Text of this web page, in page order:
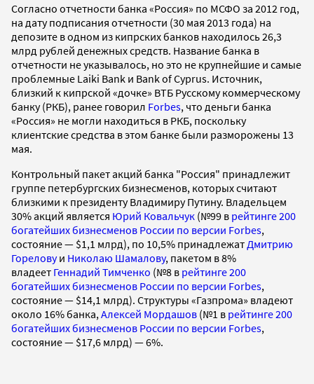
Согласно отчетности банка «Россия» по МСФО за 2012 год,
на дату подписания отчетности (30 мая 2013 года) на
депозите в одном из кипрских банков находилось 26,3
млрд рублей денежных средств. Название банка в
отчетности не указывалось, но это не крупнейшие и самые
проблемные Laiki Bank и Bank of Cyprus. Источник,
близкий к кипрской «дочке» ВТБ Русскому коммерческому
банку (РКБ), ранее говорил Forbes, что деньги банка
«Россия» не могли находиться в РКБ, поскольку
клиентские средства в этом банке были разморожены 13
мая.
Контрольный пакет акций банка "Россия" принадлежит
группе петербургских бизнесменов, которых считают
близкими к президенту Владимиру Путину. Владельцем
30% акций является Юрий Ковальчук (№99 в рейтинге 200
богатейших бизнесменов России по версии Forbes,
состояние — $1,1 млрд), по 10,5% принадлежат Дмитрию
Гореловуи Николаю Шамалову, пакетом в 8%
владеет Геннадий Тимченко (№8 в рейтинге 200
богатейших бизнесменов России по версии Forbes,
состояние — $14,1 млрд). Структуры «Газпрома» владеют
около 16% банка, Алексей Мордашов (№1 в рейтинге 200
богатейших бизнесменов России по версии Forbes,
состояние — $17,6 млрд) — 6%.